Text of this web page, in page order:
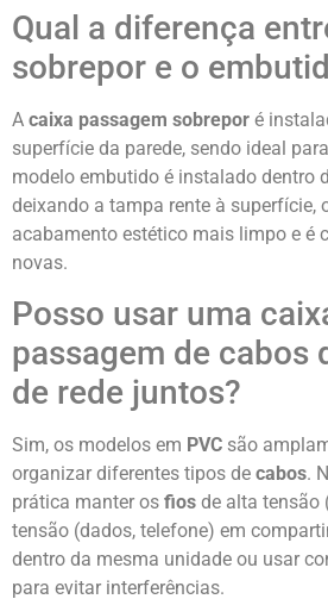
Qual a diferença
sobrepor e o
A caixa passagem sobrepor é
superfície da parede, sendo ideal
modelo embutido é instalado dentro
deixando a tampa rente à superfície,
acabamento estético mais limpo e é
novas.
Posso usar uma
passagem de cabos
de rede juntos?
Sim, os modelos em PVC são
organizar diferentes tipos de cabos.
prática manter os fios de alta tensão
tensão (dados, telefone) em
dentro da mesma unidade ou usar
para evitar interferências.